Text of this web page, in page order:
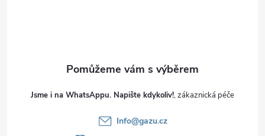
Jsme i na WhatsAppu. Napište kdykoliv!
Info@gazu.cz